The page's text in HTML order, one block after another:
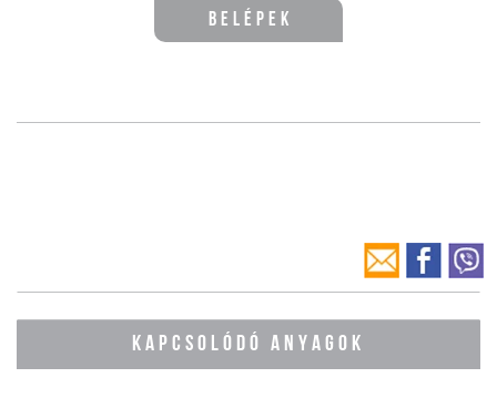
Belépek
KAPCSOLÓDÓ ANYAGOK